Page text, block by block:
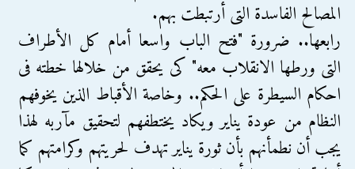
المصالح الفاسدة التى أرتبطت بهم.
رابعها.. ضرورة "فتح الباب واسعا أمام كل الأطراف
التى ورطها الانقلاب معه" كى يحقق من خلالها خطته فى
احكام السيطرة على الحكم.. وخاصة الأقباط الذين يخوفهم
النظام من عودة يناير ويكاد يختطفهم لتحقيق مآربه لهذا
يجب أن نطمأنهم بأن ثورة يناير تهدف لحريتهم وكرامتهم كما